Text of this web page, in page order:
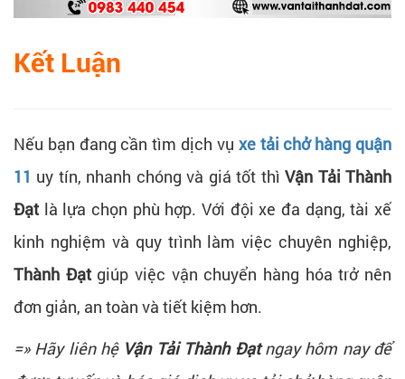
Kết Luận
Nếu bạn đang cần tìm dịch vụ xe tải chở hàng quận
11 uy tín, nhanh chóng và giá tốt thìVận Tải Thành
Đạt là lựa chọn phù hợp. Với đội xe đa dạng, tài xế
kinh nghiệm và quy trình làm việc chuyên nghiệp,
Thành Đạtgiúp việc vận chuyển hàng hóa trở nên
đơn giản, an toàn và tiết kiệm hơn.
=» Hãy liên hệ Vận Tải Thành Đạtngay hôm nay để